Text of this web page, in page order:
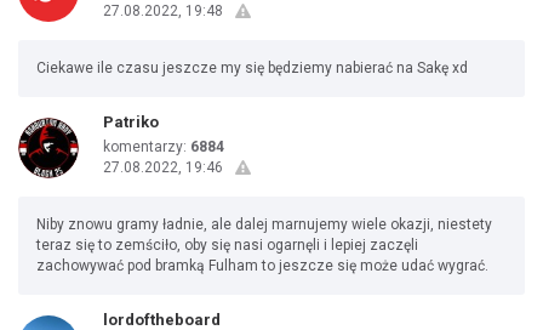
27.08.2022, 19:48
Ciekawe ile czasu jeszcze my się będziemy nabierać na Sakę xd
Patriko
komentarzy: 6884
27.08.2022, 19:46
Niby znowu gramy ładnie, ale dalej marnujemy wiele okazji, niestety
teraz się to zemściło, oby się nasi ogarnęli i lepiej zaczęli
zachowywać pod bramką Fulham to jeszcze się może udać wygrać.
lordoftheboard